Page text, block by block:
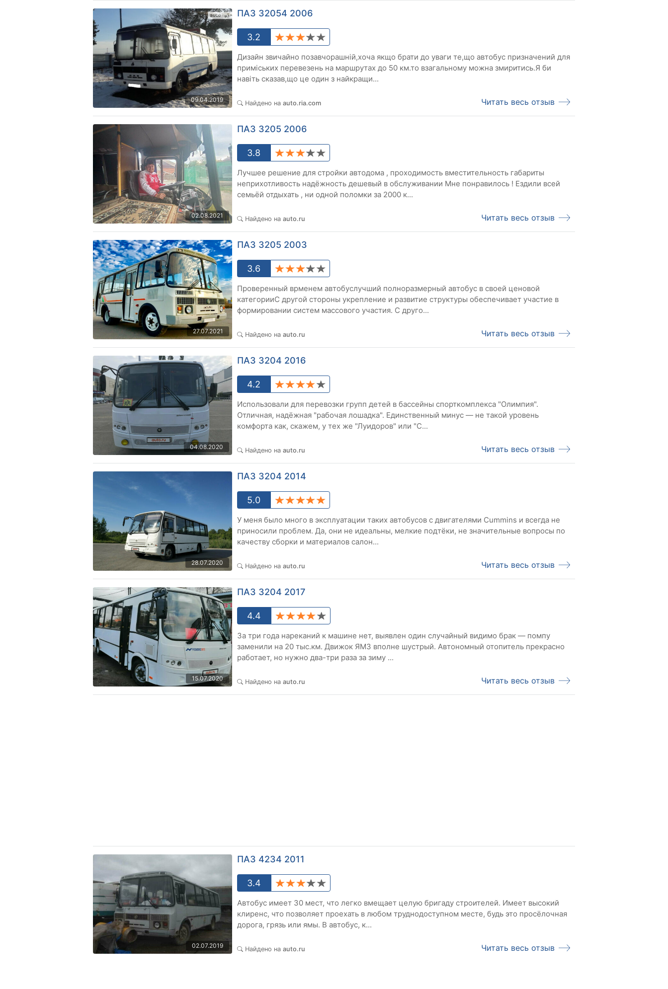
09.04.2019
ПАЗ 32054 2006
3.2
Дизайн звичайно позавчорашній,хоча якщо брати до уваги те,що автобус призначений для
приміських перевезень на маршрутах до 50 км.то взагальному можна змиритись.Я би
навіть сказав,що це один з найкращи...
Найдено на auto.ria.com Читать весь отзыв
02.08.2021
ПАЗ 3205 2006
3.8
Лучшее решение для стройки автодома , проходимость вместительность габариты
неприхотливость надёжность дешевый в обслуживании Мне понравилось ! Ездили всей
семьёй отдыхать , ни одной поломки за 2000 к...
Найдено на auto.ru Читать весь отзыв
27.07.2021
ПАЗ 3205 2003
3.6
Проверенный врменем автобуслучший полноразмерный автобус в своей ценовой
категорииС другой стороны укрепление и развитие структуры обеспечивает участие в
формировании систем массового участия. С друго...
Найдено на auto.ru Читать весь отзыв
04.08.2020
ПАЗ 3204 2016
4.2
Использовали для перевозки групп детей в бассейны спорткомплекса "Олимпия".
Отличная, надёжная "рабочая лошадка". Единственный минус — не такой уровень
комфорта как, скажем, у тех же "Луидоров" или "С...
Найдено на auto.ru Читать весь отзыв
28.07.2020
ПАЗ 3204 2014
5.0
У меня было много в эксплуатации таких автобусов с двигателями Cummins и всегда не
приносили проблем. Да, они не идеальны, мелкие подтёки, не значительные вопросы по
качеству сборки и материалов салон...
Найдено на auto.ru Читать весь отзыв
15.07.2020
ПАЗ 3204 2017
4.4
За три года нареканий к машине нет, выявлен один случайный видимо брак — помпу
заменили на 20 тыс.км. Движок ЯМЗ вполне шустрый. Автономный отопитель прекрасно
работает, но нужно два-три раза за зиму ...
Найдено на auto.ru Читать весь отзыв
02.07.2019
ПАЗ 4234 2011
3.4
Автобус имеет 30 мест, что легко вмещает целую бригаду строителей. Имеет высокий
клиренс, что позволяет проехать в любом труднодоступном месте, будь это просёлочная
дорога, грязь или ямы. В автобус, к...
Найдено на auto.ru Читать весь отзыв